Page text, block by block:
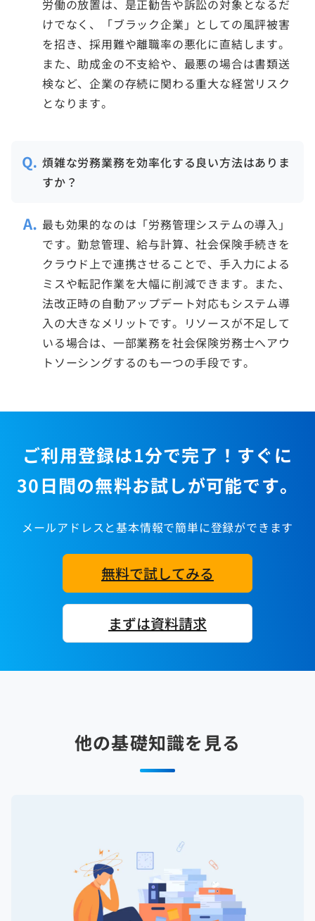
労働の放置は、是正勧告や訴訟の対象となるだ
けでなく、「ブラック企業」としての風評被害
を招き、採用難や離職率の悪化に直結します。
また、助成金の不支給や、最悪の場合は書類送
検など、企業の存続に関わる重大な経営リスク
となります。
煩雑な労務業務を効率化する良い方法はありま
すか？
最も効果的なのは「労務管理システムの導入」
です。勤怠管理、給与計算、社会保険手続きを
クラウド上で連携させることで、手入力による
ミスや転記作業を大幅に削減できます。また、
法改正時の自動アップデート対応もシステム導
入の大きなメリットです。リソースが不足して
いる場合は、一部業務を社会保険労務士へアウ
トソーシングするのも一つの手段です。
ご利用登録は1分で完了！すぐに
30日間の無料お試しが可能です。
メールアドレスと基本情報で簡単に登録ができます
無料で試してみる
まずは資料請求
他の基礎知識を見る